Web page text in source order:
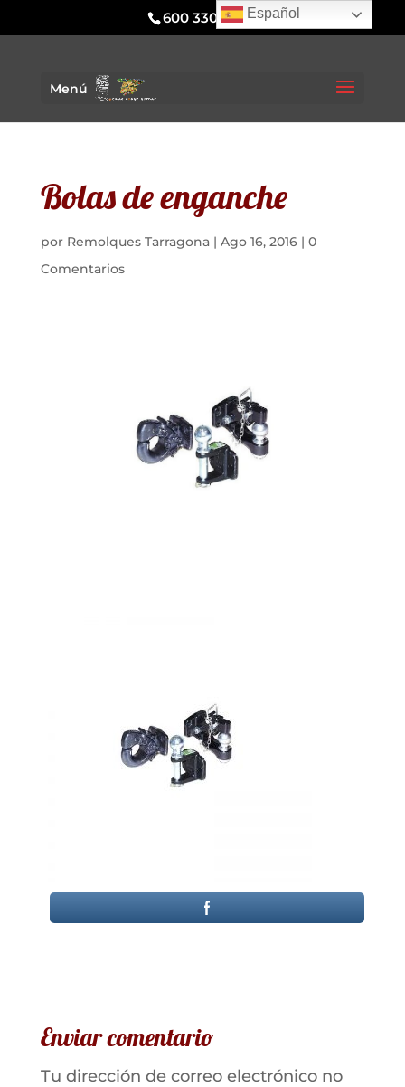
600 330 295
Menú
Bolas de enganche
por Remolques Tarragona| Ago 16, 2016| 0
Comentarios
Enviar comentario
Tu dirección de correo electrónico no
Español